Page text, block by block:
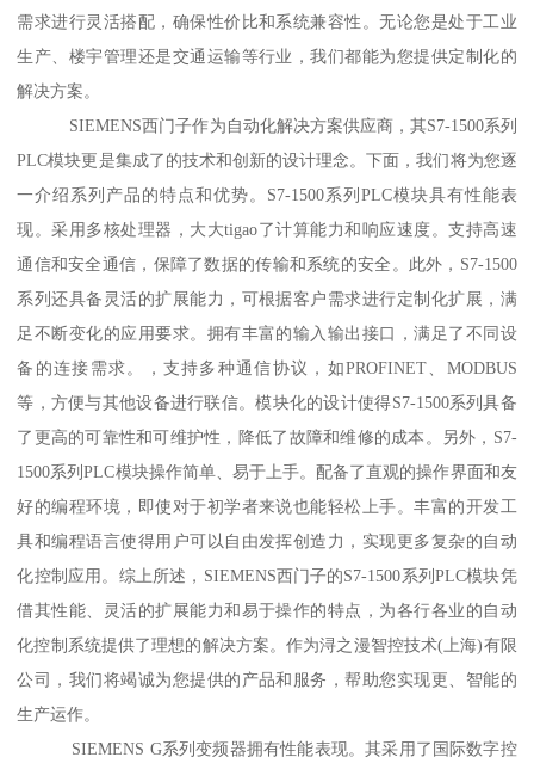
需求进行灵活搭配，确保性价比和系统兼容性。无论您是处于工业
生产、楼宇管理还是交通运输等行业，我们都能为您提供定制化的
解决方案。
SIEMENS西门子作为自动化解决方案供应商，其S7-1500系列
PLC模块更是集成了的技术和创新的设计理念。下面，我们将为您逐
一介绍系列产品的特点和优势。S7-1500系列PLC模块具有性能表
现。采用多核处理器，大大tigao了计算能力和响应速度。支持高速
通信和安全通信，保障了数据的传输和系统的安全。此外，S7-1500
系列还具备灵活的扩展能力，可根据客户需求进行定制化扩展，满
足不断变化的应用要求。拥有丰富的输入输出接口，满足了不同设
备的连接需求。，支持多种通信协议，如PROFINET、MODBUS
等，方便与其他设备进行联信。模块化的设计使得S7-1500系列具备
了更高的可靠性和可维护性，降低了故障和维修的成本。另外，S7-
1500系列PLC模块操作简单、易于上手。配备了直观的操作界面和友
好的编程环境，即使对于初学者来说也能轻松上手。丰富的开发工
具和编程语言使得用户可以自由发挥创造力，实现更多复杂的自动
化控制应用。综上所述，SIEMENS西门子的S7-1500系列PLC模块凭
借其性能、灵活的扩展能力和易于操作的特点，为各行各业的自动
化控制系统提供了理想的解决方案。作为浔之漫智控技术(上海)有限
公司，我们将竭诚为您提供的产品和服务，帮助您实现更、智能的
生产运作。
SIEMENS G系列变频器拥有性能表现。其采用了国际数字控